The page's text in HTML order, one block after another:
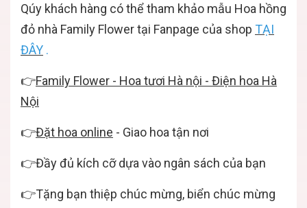
Qúy khách hàng có thể tham khảo mẫu Hoa hồng
đỏ nhà Family Flower tại Fanpage của shop TẠI
ĐÂY .
👉Family Flower - Hoa tươi Hà nội - Điện hoa Hà
Nội
👉Đặt hoa online - Giao hoa tận nơi
👉Đầy đủ kích cỡ dựa vào ngân sách của bạn
👉Tặng bạn thiệp chúc mừng, biển chúc mừng